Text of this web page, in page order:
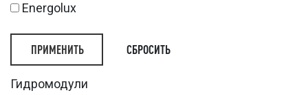
Energolux
СБРОСИТЬ
Гидромодули